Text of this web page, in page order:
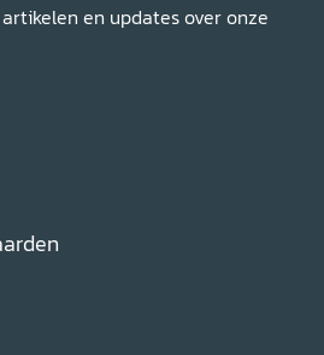
en updates over onze